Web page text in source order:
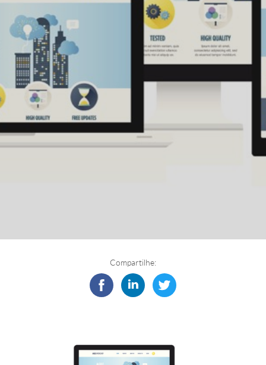
Compartilhe: